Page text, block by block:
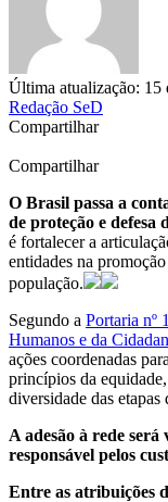
Última atualização: 15
Redação SeD
Compartilhar
Compartilhar
O Brasil passa a
de proteção e defesa
é fortalecer a
entidades na
população.
Segundo a Portaria nº
Humanos e da
ações coordenadas
princípios da
diversidade das
A adesão à rede
responsável pelos
Entre as atribuições